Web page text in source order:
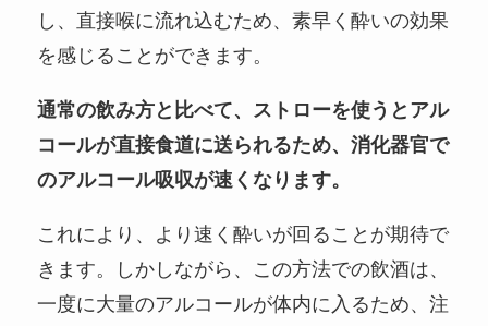
し、直接喉に流れ込むため、素早く酔いの効果
を感じることができます。
通常の飲み方と比べて、ストローを使うとアル
コールが直接食道に送られるため、消化器官で
のアルコール吸収が速くなります。
これにより、より速く酔いが回ることが期待で
きます。しかしながら、この方法での飲酒は、
一度に大量のアルコールが体内に入るため、注